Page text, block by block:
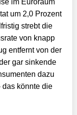
im Euroraum
um 2,0 Prozent
strebt die
von knapp
entfernt von der
gar sinkende
dazu
das könnte die